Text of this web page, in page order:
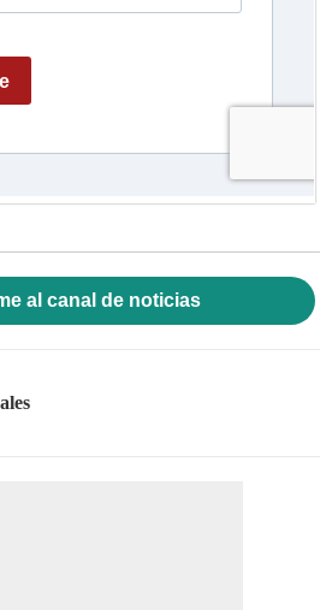
al canal de noticias